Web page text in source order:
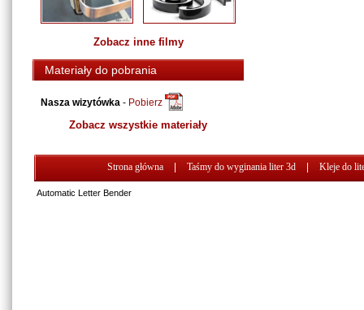
Zobacz inne filmy
Materiały do pobrania
Nasza wizytówka - Pobierz
Zobacz wszystkie materiały
Strona główna Taśmy do wyginania liter 3d Kleje do
Automatic Letter Bender